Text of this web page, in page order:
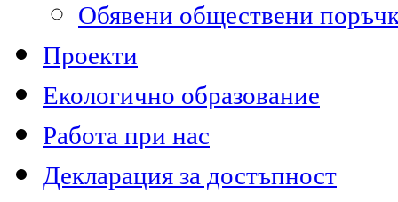
Обявени обществени
Проекти
Екологично образование
Работа при нас
Декларация за достъпност